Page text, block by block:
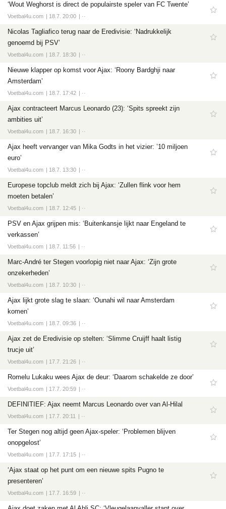
‘Wout Weghorst is direct de populairste speler van FC Twente’
Voetbal4u.com 18.7. 20:00 ··
Nicolas Tagliafico terug naar de Eredivisie: ‘Nadrukkelijk
genoemd bij PSV’
Voetbal4u.com 18.7. 18:30 ··
Nieuwe klapper op komst voor Ajax: ‘Roony Bardghji naar
Amsterdam’
Voetbal4u.com 18.7. 17:42 ··
Ajax contracteert Marcus Leonardo (23): ‘Spits spreekt zijn
ambities uit’
Voetbal4u.com 18.7. 16:30 ··
Ajax heeft vervanger van Mika Godts in het vizier: ’10 miljoen
euro’
Voetbal4u.com 18.7. 13:30 ··
Europese topclub meldt zich bij Ajax: ‘Zullen flink voor hem
moeten betalen’
Voetbal4u.com 18.7. 12:45 ··
PSV en Ajax grijpen mis: ‘Buitenkansje lijkt naar Engeland te
verkassen’
Voetbal4u.com 18.7. 11:56 ··
Marc-André ter Stegen voorlopig niet naar Ajax: ‘Zijn grote
onzekerheden’
Voetbal4u.com 18.7. 10:30 ··
Ajax lijkt grote slag te slaan: ‘Ounahi wil naar Amsterdam
komen’
Voetbal4u.com 18.7. 09:36 ··
Ajax zet de Eredivisie op stelten: ‘Slimme Cruijff haalt listig
trucje uit’
Voetbal4u.com 17.7. 21:26 ··
Romelu Lukaku wees Ajax de deur: ‘Daarom schakelde ze door’
Voetbal4u.com 17.7. 20:59 ··
DEFINITIEF: Ajax neemt Marcus Leonardo over van Al-Hilal
Voetbal4u.com 17.7. 20:11 ··
Ter Stegen nog altijd geen Ajax-speler: ‘Problemen blijven
onopgelost’
Voetbal4u.com 17.7. 17:15 ··
‘Ajax staat op het punt om een nieuwe spits Pugno te
presenteren’
Voetbal4u.com 17.7. 16:59 ··